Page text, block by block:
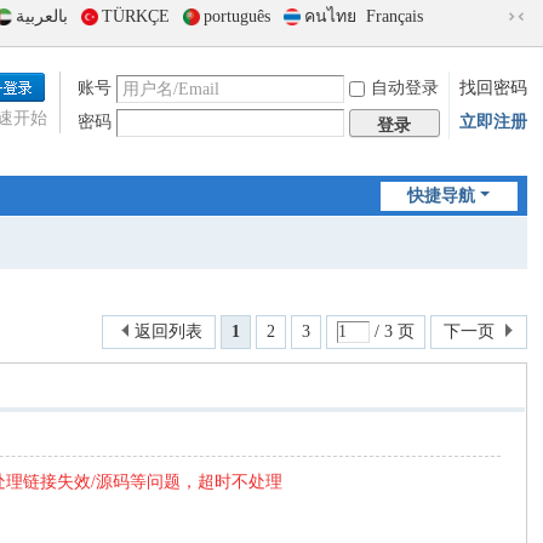
بالعربية TÜRKÇE português คนไทย Français
到
版
账号 自动登录
找回密码
密码
登录 立即注册
开始
快捷导航
1 2 3 / 3 页 下一页
返回列表
链接失效/源码等问题，超时不处理